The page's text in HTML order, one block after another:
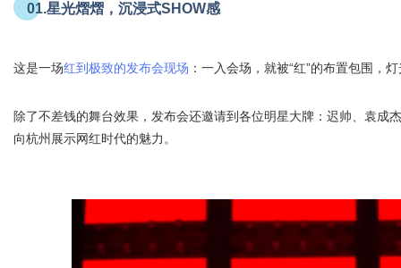
01.星光熠熠，沉浸式SHOW感
这是一场红到极致的发布会现场 ：一入会场，就被“红”的布置包围，
除了不差钱的舞台效果，发布会还邀请到各位明星大牌：迟帅、袁
向杭州展示网红时代的魅力。